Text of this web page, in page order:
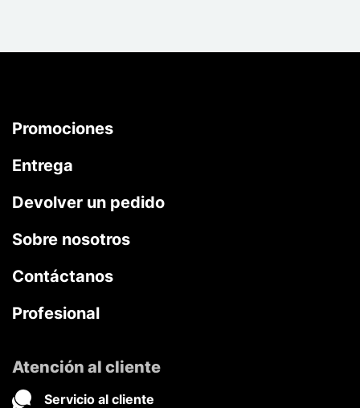
Promociones
Entrega
Devolver un pedido
Sobre nosotros
Contáctanos
Profesional
Atención al cliente
Servicio al cliente